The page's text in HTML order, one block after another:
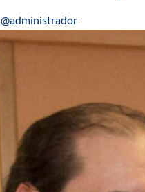
@administrador